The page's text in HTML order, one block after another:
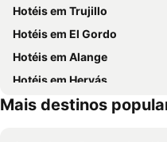
Hotéis em Trujillo
Hotéis em El Gordo
Hotéis em Alange
Hotéis em Hervás
Mais destinos